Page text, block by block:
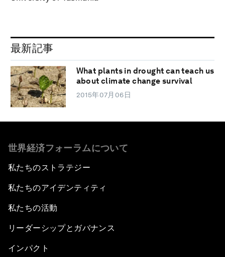
最新記事
What plants in drought can teach us
about climate change survival
2015年07月06日
世界経済フォーラムについて
私たちのストラテジー
私たちのアイデンティティ
私たちの活動
リーダーシップとガバナンス
インパクト